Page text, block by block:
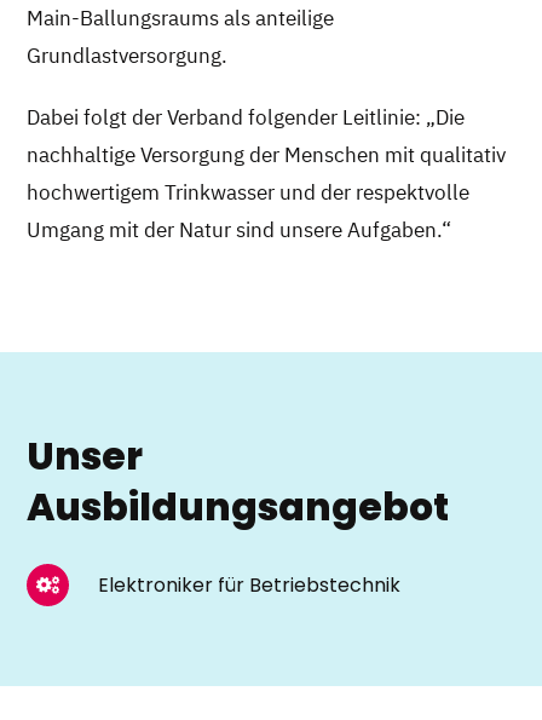
Main-Ballungsraums als anteilige
Grundlastversorgung.
Dabei folgt der Verband folgender Leitlinie: „Die
nachhaltige Versorgung der Menschen mit qualitativ
hochwertigem Trinkwasser und der respektvolle
Umgang mit der Natur sind unsere Aufgaben.“
Unser
Ausbildungsangebot
Elektroniker für Betriebstechnik